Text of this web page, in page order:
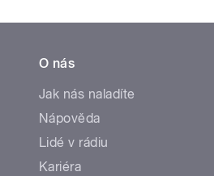
O nás
Jak nás naladíte
Nápověda
Lidé v rádiu
Kariéra